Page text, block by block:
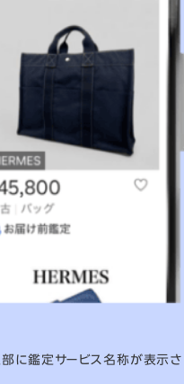
に鑑定サービス名称が表示さ